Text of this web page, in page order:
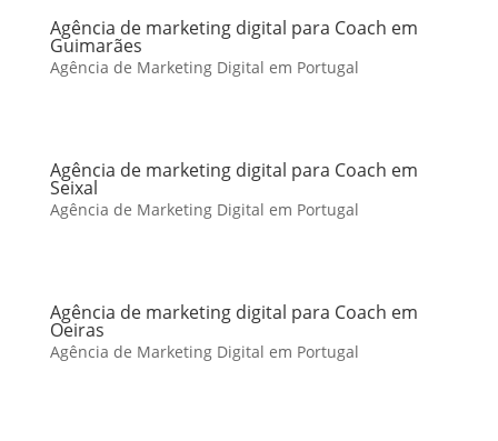
Agência de marketing digital para Coach em
Guimarães
Agência de Marketing Digital em Portugal
Agência de marketing digital para Coach em
Seixal
Agência de Marketing Digital em Portugal
Agência de marketing digital para Coach em
Oeiras
Agência de Marketing Digital em Portugal